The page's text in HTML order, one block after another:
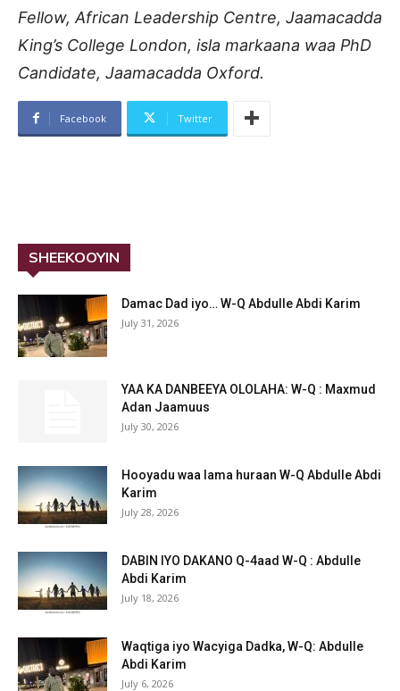
Fellow, African Leadership Centre, Jaamacadda
King’s College London, isla markaana waa PhD
Candidate, Jaamacadda Oxford.
Facebook Twitter
SHEEKOOYIN
Damac Dad iyo… W-Q Abdulle Abdi Karim
July 31, 2026
YAA KA DANBEEYA OLOLAHA: W-Q : Maxmud
Adan Jaamuus
July 30, 2026
Hooyadu waa lama huraan W-Q Abdulle Abdi
Karim
July 28, 2026
DABIN IYO DAKANO Q-4aad W-Q : Abdulle
Abdi Karim
July 18, 2026
Waqtiga iyo Wacyiga Dadka, W-Q: Abdulle
Abdi Karim
July 6, 2026